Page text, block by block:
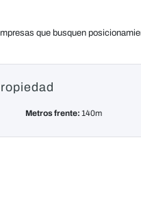
que busquen
Metros frente: 140m